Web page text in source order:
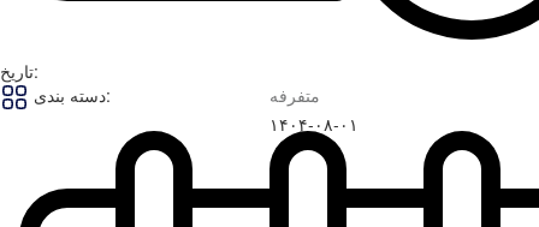
تاریخ:
دسته بندی: متفرفه
۱۴۰۴-۰۸-۰۱